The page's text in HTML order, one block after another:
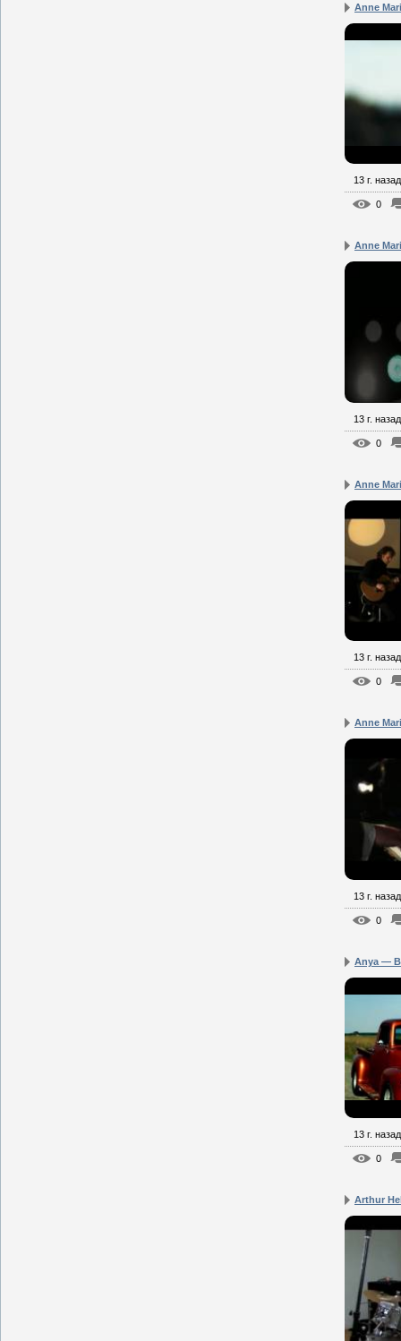
Anne
13 г. назад
0
Anne
13 г. назад
0
Anne
13 г. назад
0
Anne
13 г. назад
0
Anya —
13 г. назад
0
Arthur